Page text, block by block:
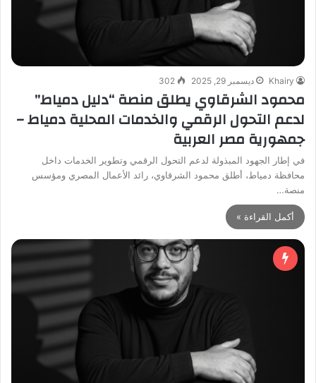
Khairy ديسمبر 29, 2025 302
محمود الشرقاوي يطلق منصة “دليل دمياط”
لدعم التحول الرقمي والخدمات المحلية دمياط –
جمهورية مصر العربية
في إطار الجهود المبذولة لدعم التحول الرقمي وتطوير الخدمات داخل
محافظة دمياط، أطلق محمود الشرقاوي، رائد الأعمال المصري ومؤسس
منصة…
أكمل القراءة »